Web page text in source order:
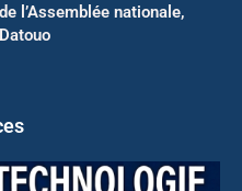
l’Assemblée nationale,